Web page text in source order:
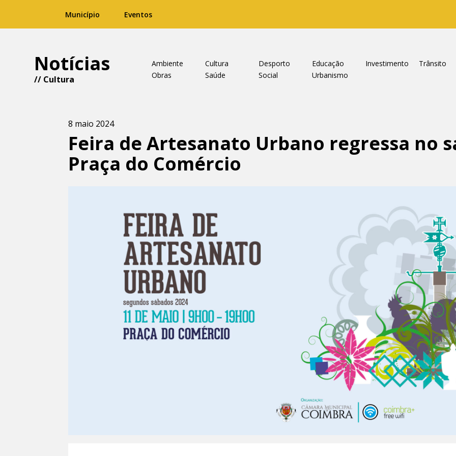
Município Eventos
Notícias
// Cultura
Ambiente Cultura Desporto Educação Investimento
Trânsito
Obras
Saúde Social Urbanismo
8 maio 2024
Feira de Artesanato Urbano regressa no
Praça do Comércio